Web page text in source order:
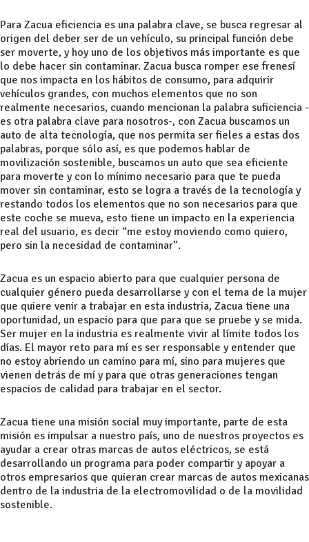
Para Zacua eficiencia es una palabra clave, se busca regresar al
origen del deber ser de un vehículo, su principal función debe
ser moverte, y hoy uno de los objetivos más importante es que
lo debe hacer sin contaminar. Zacua busca romper ese frenesí
que nos impacta en los hábitos de consumo, para adquirir
vehículos grandes, con muchos elementos que no son
realmente necesarios, cuando mencionan la palabra suficiencia -
es otra palabra clave para nosotros-, con Zacua buscamos un
auto de alta tecnología, que nos permita ser fieles a estas dos
palabras, porque sólo así, es que podemos hablar de
movilización sostenible, buscamos un auto que sea eficiente
para moverte y con lo mínimo necesario para que te pueda
mover sin contaminar, esto se logra a través de la tecnología y
restando todos los elementos que no son necesarios para que
este coche se mueva, esto tiene un impacto en la experiencia
real del usuario, es decir “me estoy moviendo como quiero,
pero sin la necesidad de contaminar”.
Zacua es un espacio abierto para que cualquier persona de
cualquier género pueda desarrollarse y con el tema de la mujer
que quiere venir a trabajar en esta industria, Zacua tiene una
oportunidad, un espacio para que para que se pruebe y se mida.
Ser mujer en la industria es realmente vivir al límite todos los
días. El mayor reto para mí es ser responsable y entender que
no estoy abriendo un camino para mí, sino para mujeres que
vienen detrás de mí y para que otras generaciones tengan
espacios de calidad para trabajar en el sector.
Zacua tiene una misión social muy importante, parte de esta
misión es impulsar a nuestro país, uno de nuestros proyectos es
ayudar a crear otras marcas de autos eléctricos, se está
desarrollando un programa para poder compartir y apoyar a
otros empresarios que quieran crear marcas de autos mexicanas
dentro de la industria de la electromovilidad o de la movilidad
sostenible.